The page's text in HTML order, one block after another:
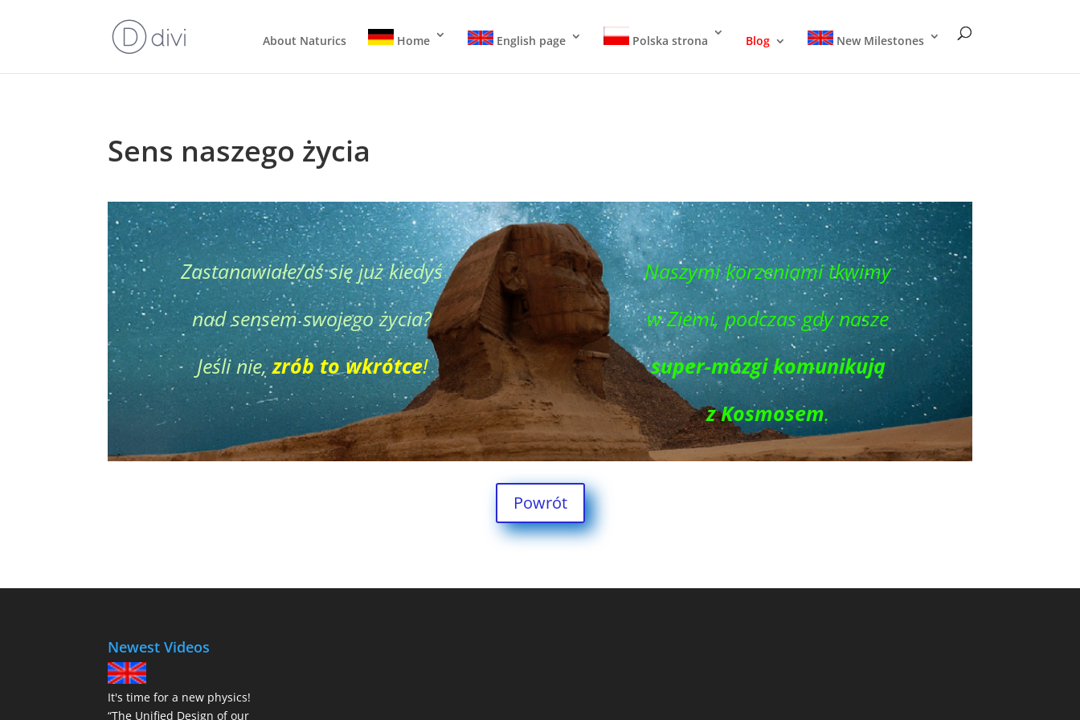
About Naturics Home English page Polska strona Blog New Milestones
Sens naszego życia
Zastanawiałe/aś się już kiedyś
nad sensem swojego życia?
Jeśli nie,zrób to wkrótce!
Naszymi korzeniami tkwimy
w Ziemi, podczas gdy nasze
super-mózgi komunikują
z Kosmosem.
Powrót
Newest Videos
It's time for a new physics!
“The Unified Design of our